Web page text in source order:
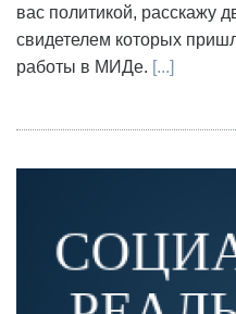
вас политикой, расскажу
свидетелем которых
работы в МИДе. [...]